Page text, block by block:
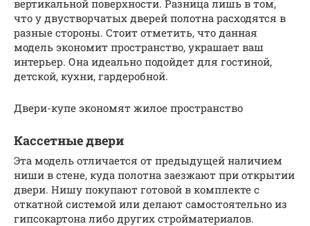
вертикальной поверхности. Разница лишь в том,
что у двустворчатых дверей полотна расходятся в
разные стороны. Стоит отметить, что данная
модель экономит пространство, украшает ваш
интерьер. Она идеально подойдет для гостиной,
детской, кухни, гардеробной.
Двери-купе экономят жилое пространство
Кассетные двери
Эта модель отличается от предыдущей наличием
ниши в стене, куда полотна заезжают при открытии
двери. Нишу покупают готовой в комплекте с
откатной системой или делают самостоятельно из
гипсокартона либо других стройматериалов.